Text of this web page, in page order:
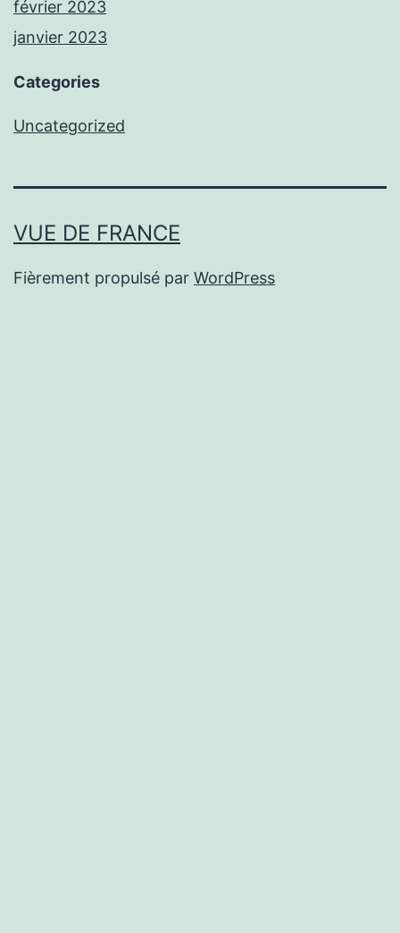
février 2023
janvier 2023
Categories
Uncategorized
VUE DE FRANCE
Fièrement propulsé par WordPress